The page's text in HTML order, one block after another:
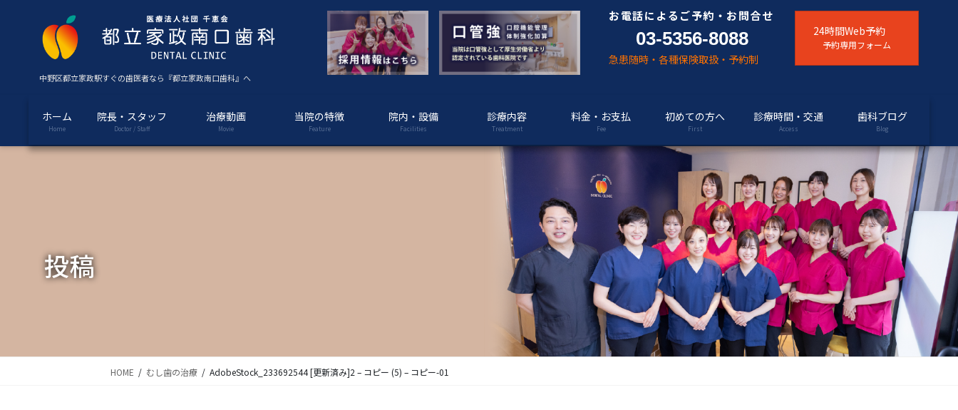
移
中野区都立家政駅すぐの歯医者なら『都立家政南口歯科』へ
お電話によるご予約・お問合せ
03-5356-8088
急患随時・各種保険取扱・予約制
24時間Web予約
予約専用フォーム
ホーム
Home
院長・スタッフ
Doctor / Staff
治療動画
Movie
当院の特徴
Feature
院内・設備
Facilities
診療内容
Treatment
料金・お支払
Fee
初めての方へ
First
診療時間・交通
Access
歯科ブログ
Blog
投稿
HOME むし歯の治療 AdobeStock_233692544 [更新済み]2 – コピー (5) – コピー-01